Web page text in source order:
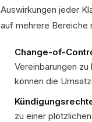
Auswirkungen jeder
auf mehrere Bereiche
Change-of-
Vereinbarungen
können die
zu einer